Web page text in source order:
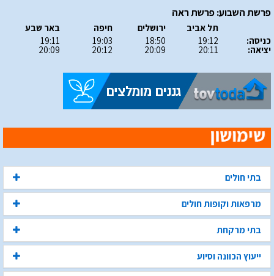
פרשת השבוע: פרשת ראה
כניסה:
יציאה:
תל אביב
19:12
20:11
ירושלים
18:50
20:09
חיפה
19:03
20:12
באר שבע
19:11
20:09
בתי חולים
מרפאות וקופות חולים
בתי מרקחת
ייעוץ הכוונה וסיוע